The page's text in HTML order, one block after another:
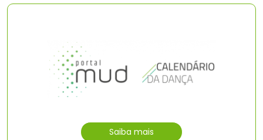
Saiba mais